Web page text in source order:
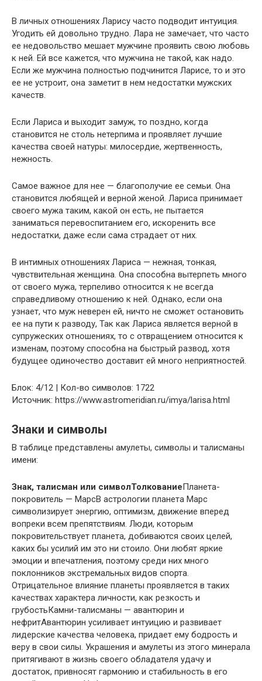
В личных отношениях Ларису часто подводит интуиция.
Угодить ей довольно трудно. Лара не замечает, что часто
ее недовольство мешает мужчине проявить свою любовь
к ней. Ей все кажется, что мужчина не такой, как надо.
Если же мужчина полностью подчинится Ларисе, то и это
ее не устроит, она заметит в нем недостатки мужских
качеств.
Если Лариса и выходит замуж, то поздно, когда
становится не столь нетерпима и проявляет лучшие
качества своей натуры: милосердие, жертвенность,
нежность.
Самое важное для нее — благополучие ее семьи. Она
становится любящей и верной женой. Лариса принимает
своего мужа таким, какой он есть, не пытается
заниматься перевоспитанием его, искоренить все
недостатки, даже если сама страдает от них.
В интимных отношениях Лариса — нежная, тонкая,
чувствительная женщина. Она способна вытерпеть много
от своего мужа, терпеливо относится к не всегда
справедливому отношению к ней. Однако, если она
узнает, что муж неверен ей, ничто не сможет остановить
ее на пути к разводу, Так как Лариса является верной в
супружеских отношениях, то с отвращением относится к
изменам, поэтому способна на быстрый развод, хотя
будущее одиночество доставит ей много неприятностей.
Блок: 4/12 | Кол-во символов: 1722
Источник: https://www.astromeridian.ru/imya/larisa.html
Знаки и символы
В таблице представлены амулеты, символы и талисманы
имени:
Знак, талисман или символТолкованиеПланета-
покровитель — МарсВ астрологии планета Марс
символизирует энергию, оптимизм, движение вперед
вопреки всем препятствиям. Люди, которым
покровительствует планета, добиваются своих целей,
каких бы усилий им это ни стоило. Они любят яркие
эмоции и впечатления, поэтому среди них много
поклонников экстремальных видов спорта.
Отрицательное влияние планеты проявляется в таких
качествах характера личности, как резкость и
грубостьКамни-талисманы — авантюрин и
нефритАвантюрин усиливает интуицию и развивает
лидерские качества человека, придает ему бодрость и
веру в свои силы. Украшения и амулеты из этого минерала
притягивают в жизнь своего обладателя удачу и
достаток, привносят гармонию и стабильность в его